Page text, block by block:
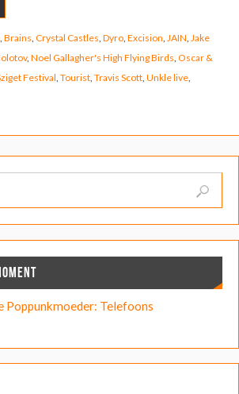
Brains Crystal Castles Dyro, Excision JAIN Jake
, Noel Gallagher's High Flying Birds Oscar &
Festival Tourist, Travis Scott, Unkle live,
Poppunkmoeder: Telefoons